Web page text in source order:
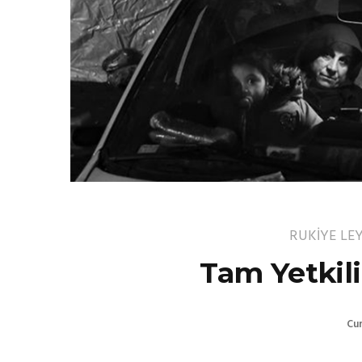
RUKİYE
Tam